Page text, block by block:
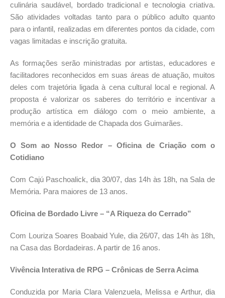
culinária saudável, bordado tradicional e tecnologia criativa.
São atividades voltadas tanto para o público adulto quanto
para o infantil, realizadas em diferentes pontos da cidade, com
vagas limitadas e inscrição gratuita.
As formações serão ministradas por artistas, educadores e
facilitadores reconhecidos em suas áreas de atuação, muitos
deles com trajetória ligada à cena cultural local e regional. A
proposta é valorizar os saberes do território e incentivar a
produção artística em diálogo com o meio ambiente, a
memória e a identidade de Chapada dos Guimarães.
O Som ao Nosso Redor – Oficina de Criação com o
Cotidiano
Com Cajú Paschoalick, dia 30/07, das 14h às 18h, na Sala de
Memória. Para maiores de 13 anos.
Oficina de Bordado Livre – “A Riqueza do Cerrado”
Com Louriza Soares Boabaid Yule, dia 26/07, das 14h às 18h,
na Casa das Bordadeiras. A partir de 16 anos.
Vivência Interativa de RPG – Crônicas de Serra Acima
Conduzida por Maria Clara Valenzuela, Melissa e Arthur, dia